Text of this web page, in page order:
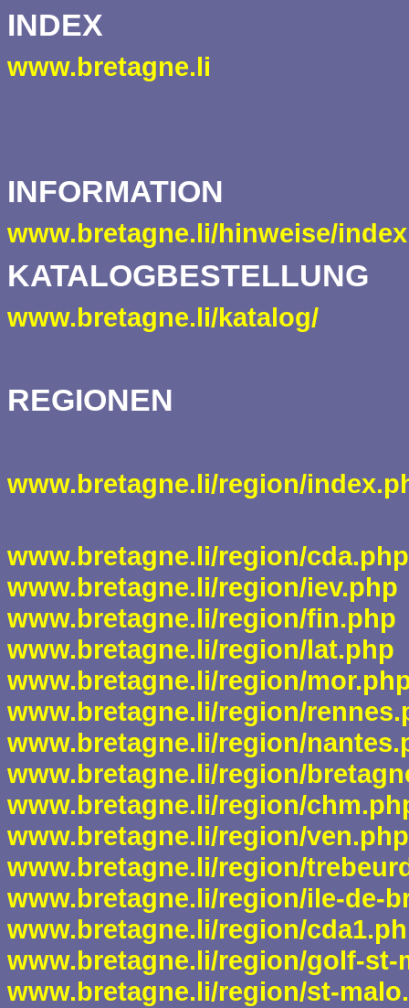
INDEX
www.bretagne.li
INFORMATION
www.bretagne.li/hinweise/
KATALOGBESTELLUNG
www.bretagne.li/katalog/
REGIONEN
www.bretagne.li/region/
www.bretagne.li/region/cda.php
www.bretagne.li/region/iev.php
www.bretagne.li/region/fin.php
www.bretagne.li/region/lat.php
www.bretagne.li/region/
www.bretagne.li/region/
www.bretagne.li/region/
www.bretagne.li/region/
www.bretagne.li/region/
www.bretagne.li/region/ven.php
www.bretagne.li/region/
www.bretagne.li/region/ile-de-
www.bretagne.li/region/
www.bretagne.li/region/golf-st-
www.bretagne.li/region/st-